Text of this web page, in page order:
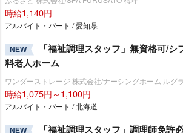
時給1,140円
アルバイト・パート / 愛知県
NEW
「福祉調理スタッフ」無資格可/
料老人ホーム
ワンダーストレージ 株式会社/ナーシングホーム ルグ
時給1,075円～1,100円
アルバイト・パート / 北海道
NEW 「福祉調理スタッフ」調理師免許